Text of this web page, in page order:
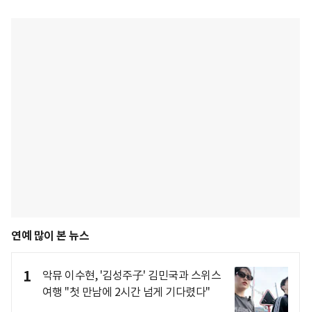
연예 많이 본 뉴스
1
악뮤 이수현, '김성주子' 김민국과 스위스
여행 "첫 만남에 2시간 넘게 기다렸다"